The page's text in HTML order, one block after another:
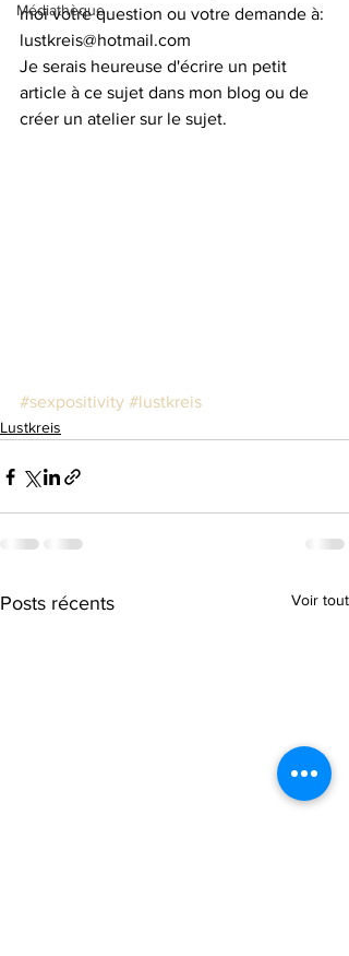
Médiathèque
moi votre question ou votre demande à:
lustkreis@hotmail.com
Je serais heureuse d'écrire un petit
article à ce sujet dans mon blog ou de
créer un atelier sur le sujet.
#sexpositivity #lustkreis
Lustkreis
Posts récents Voir tout